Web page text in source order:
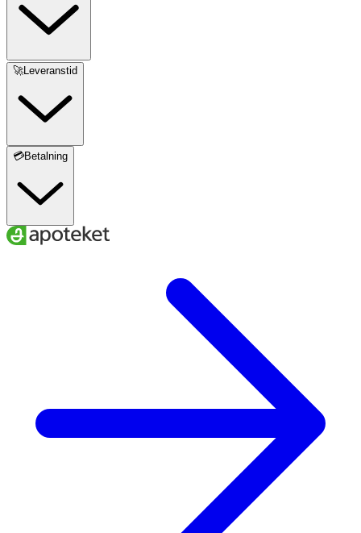
🚀Leveranstid
💳Betalning